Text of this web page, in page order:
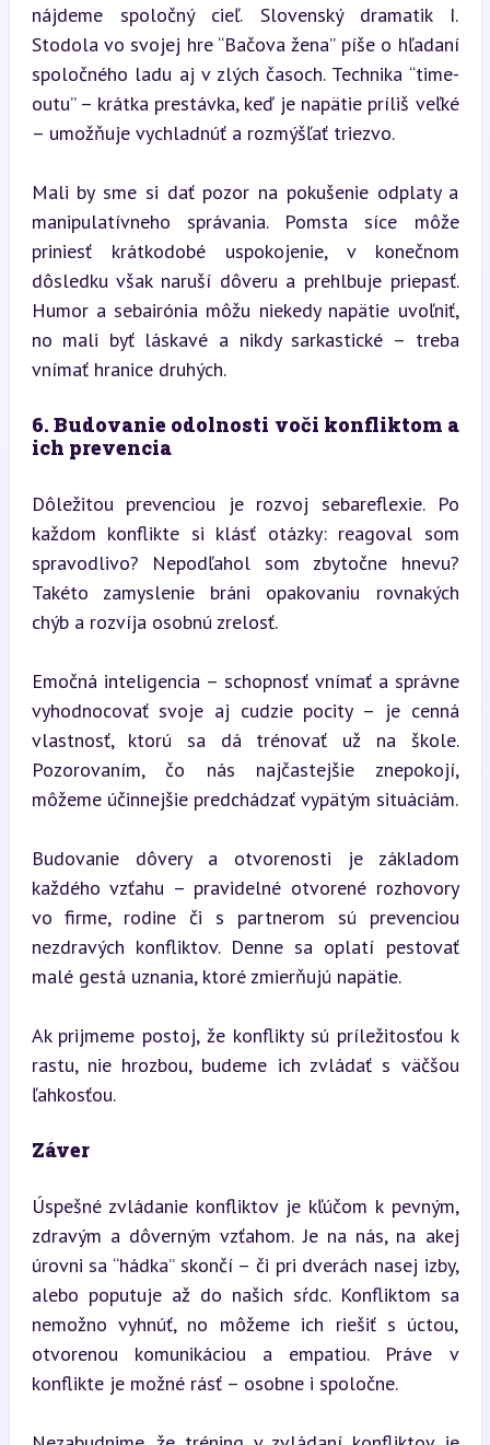
nájdeme spoločný cieľ. Slovenský dramatik I.
Stodola vo svojej hre “Bačova žena” píše o hľadaní
spoločného ladu aj v zlých časoch. Technika “time-
outu” – krátka prestávka, keď je napätie príliš veľké
– umožňuje vychladnúť a rozmýšľať triezvo.
Mali by sme si dať pozor na pokušenie odplaty a
manipulatívneho správania. Pomsta síce môže
priniesť krátkodobé uspokojenie, v konečnom
dôsledku však naruší dôveru a prehlbuje priepasť.
Humor a sebairónia môžu niekedy napätie uvoľniť,
no mali byť láskavé a nikdy sarkastické – treba
vnímať hranice druhých.
6. Budovanie odolnosti voči konfliktom a
ich prevencia
Dôležitou prevenciou je rozvoj sebareflexie. Po
každom konflikte si klásť otázky: reagoval som
spravodlivo? Nepodľahol som zbytočne hnevu?
Takéto zamyslenie bráni opakovaniu rovnakých
chýb a rozvíja osobnú zrelosť.
Emočná inteligencia – schopnosť vnímať a správne
vyhodnocovať svoje aj cudzie pocity – je cenná
vlastnosť, ktorú sa dá trénovať už na škole.
Pozorovaním, čo nás najčastejšie znepokojí,
môžeme účinnejšie predchádzať vypätým situáciám.
Budovanie dôvery a otvorenosti je základom
každého vzťahu – pravidelné otvorené rozhovory
vo firme, rodine či s partnerom sú prevenciou
nezdravých konfliktov. Denne sa oplatí pestovať
malé gestá uznania, ktoré zmierňujú napätie.
Ak prijmeme postoj, že konflikty sú príležitosťou k
rastu, nie hrozbou, budeme ich zvládať s väčšou
ľahkosťou.
Záver
Úspešné zvládanie konfliktov je kľúčom k pevným,
zdravým a dôverným vzťahom. Je na nás, na akej
úrovni sa “hádka” skončí – či pri dverách nasej izby,
alebo poputuje až do našich sŕdc. Konfliktom sa
nemožno vyhnúť, no môžeme ich riešiť s úctou,
otvorenou komunikáciou a empatiou. Práve v
konflikte je možné rásť – osobne i spoločne.